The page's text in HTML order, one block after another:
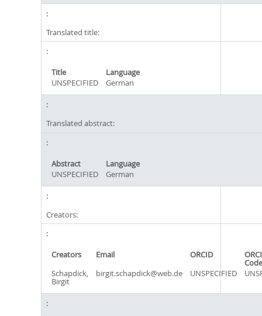
Translated title:
Title
Language
UNSPECIFIED
German
Translated abstract:
Abstract
Language
UNSPECIFIED
German
Creators:
Creators Email ORCID
Code
Schapdick,
Birgit
birgit.schapdick@web.de UNSPECIFIED